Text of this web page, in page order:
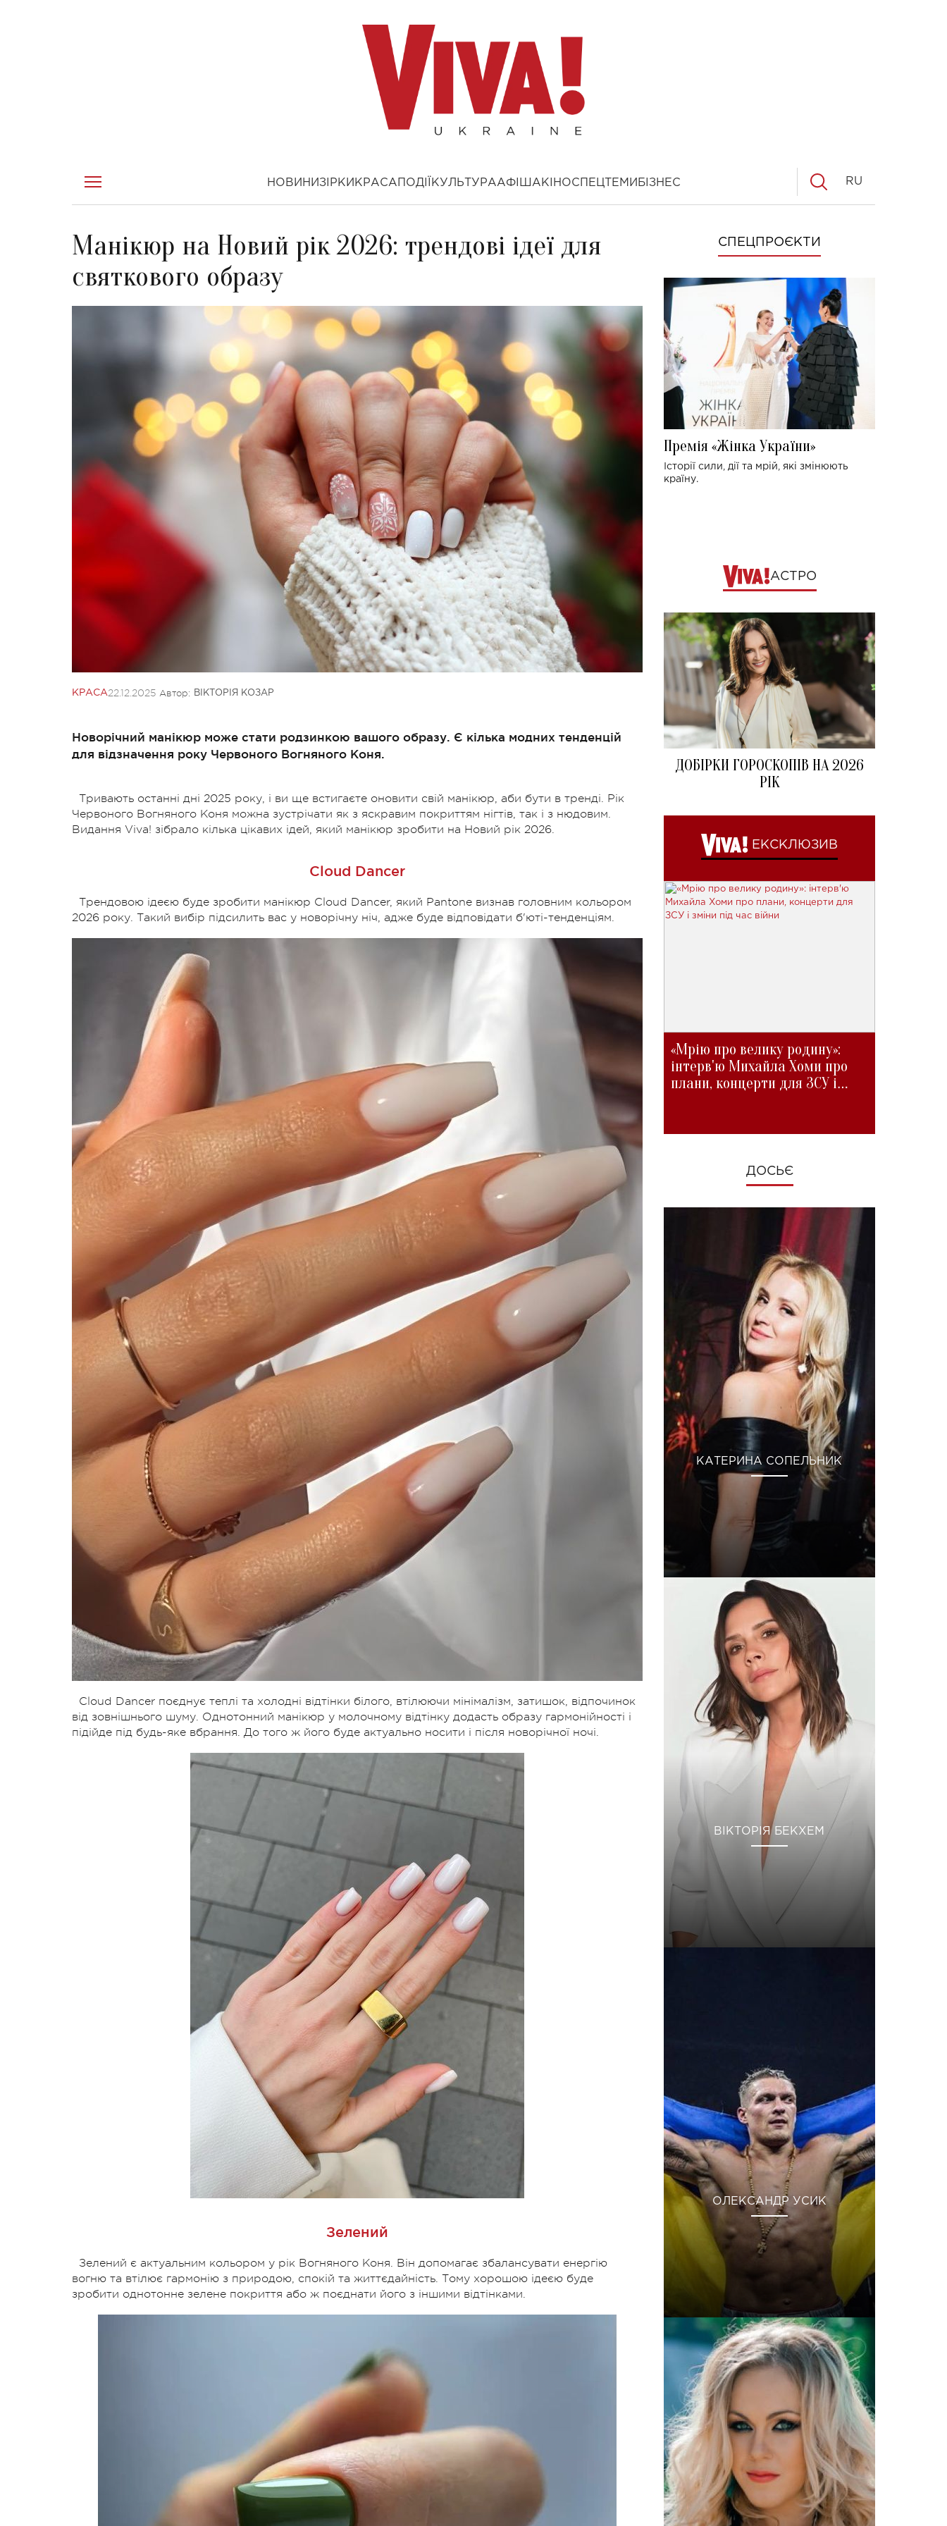
НОВИНИ ЗІРКИ КРАСА ПОДІЇ КУЛЬТУРААФІША КІНОСПЕЦТЕМИ БІЗНЕС RU
Манікюр на Новий рік 2026: трендові ідеї для
святкового образу
КРАСА22.12.2025 Автор: ВІКТОРІЯ КОЗАР
Новорічний манікюр може стати родзинкою вашого образу. Є кілька модних тенденцій
для відзначення року Червоного Вогняного Коня.
Тривають останні дні 2025 року, і ви ще встигаєте оновити свій манікюр, аби бути в тренді. Рік
Червоного Вогняного Коня можна зустрічати як з яскравим покриттям нігтів, так і з нюдовим.
Видання Viva! зібрало кілька цікавих ідей, який манікюр зробити на Новий рік 2026.
Cloud Dancer
Трендовою ідеєю буде зробити манікюр Cloud Dancer, який Pantone визнав головним кольором
2026 року. Такий вибір підсилить вас у новорічну ніч, адже буде відповідати б'юті-тенденціям.
Cloud Dancer поєднує теплі та холодні відтінки білого, втілюючи мінімалізм, затишок, відпочинок
від зовнішнього шуму. Однотонний манікюр у молочному відтінку додасть образу гармонійності і
підійде під будь-яке вбрання. До того ж його буде актуально носити і після новорічної ночі.
Зелений
Зелений є актуальним кольором у рік Вогняного Коня. Він допомагає збалансувати енергію
вогню та втілює гармонію з природою, спокій та життєдайність. Тому хорошою ідеєю буде
зробити однотонне зелене покриття або ж поєднати його з іншими відтінками.
СПЕЦПРОЄКТИ
Премія «Жінка України»
Історії сили, дії та мрій, які змінюють
країну.
АСТРО
ДОБІРКИ ГОРОСКОПІВ НА 2026
РІК
ЕКСКЛЮЗИВ
«Мрію про велику родину»:
інтерв'ю Михайла Хоми про
плани, концерти для ЗСУ і
ДОСЬЄ
КАТЕРИНА СОПЕЛЬНИК
ВІКТОРІЯ БЕКХЕМ
ОЛЕКСАНДР УСИК